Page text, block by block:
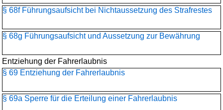
§ 68f Führungsaufsicht bei Nichtaussetzung des Strafrestes
§ 68g Führungsaufsicht und Aussetzung zur Bewährung
Entziehung der Fahrerlaubnis
§ 69 Entziehung der Fahrerlaubnis
§ 69a Sperre für die Erteilung einer Fahrerlaubnis